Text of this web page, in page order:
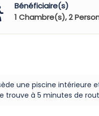
Bénéficiaire(s)
1 Chambre(s),2
une piscine intérieure
trouve à 5 minutes de